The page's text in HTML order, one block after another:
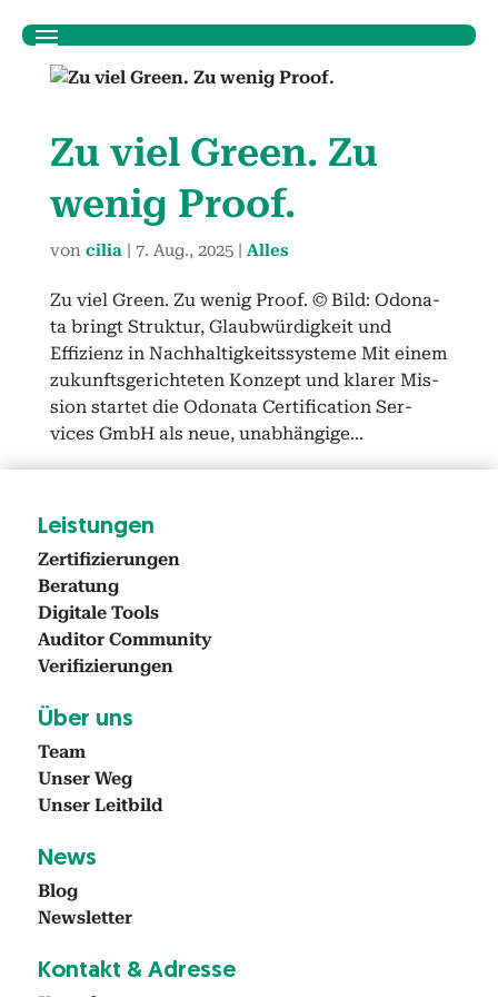
Zu viel Green. Zu
wenig Proof.
von cilia| 7. Aug., 2025| Alles
Zu viel Green. Zu wenig Proof. © Bild: Odona­
ta bringt Struk­tur, Glaub­würdigkeit und
Effizienz in Nach­haltigkeitssys­teme Mit einem
zukun­fts­gerichteten Konzept und klar­er Mis­
sion startet die Odona­ta Cer­ti­fi­ca­tion Ser­
vices GmbH als neue, unab­hängige...
Leis­tun­gen
Zer­ti­fizierun­gen
Beratung
Dig­i­tale Tools
Audi­tor Com­mu­ni­ty
Ver­i­fizierun­gen
Über uns
Team
Unser Weg
Unser Leit­bild
News
Blog
Newslet­ter
Kon­takt & Adresse